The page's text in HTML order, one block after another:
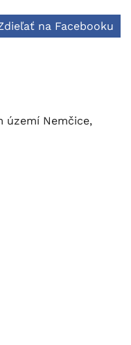
na Facebooku
území Nemčice,